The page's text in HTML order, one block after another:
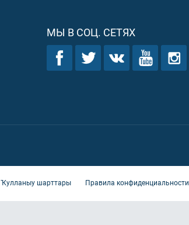
МЫ В СОЦ. СЕТЯХ
Ҡулланыу шарттары Правила конфиденциальности